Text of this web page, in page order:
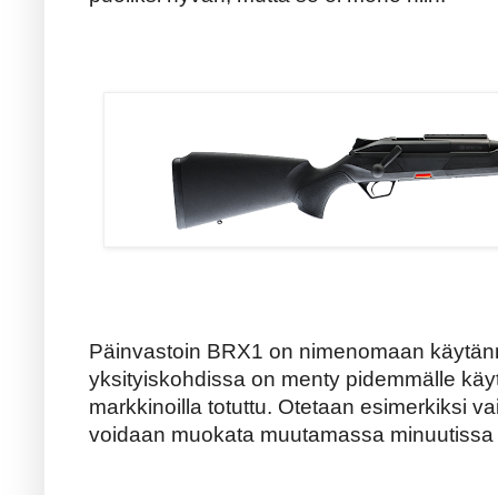
Päinvastoin BRX1 on nimenomaan
yksityiskohdissa on menty pidemmälle
markkinoilla totuttu. Otetaan esimerkiksi
voidaan muokata muutamassa